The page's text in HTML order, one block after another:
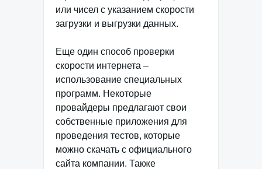
или чисел с указанием скорости
загрузки и выгрузки данных.
Еще один способ проверки
скорости интернета –
использование специальных
программ. Некоторые
провайдеры предлагают свои
собственные приложения для
проведения тестов, которые
можно скачать с официального
сайта компании. Также